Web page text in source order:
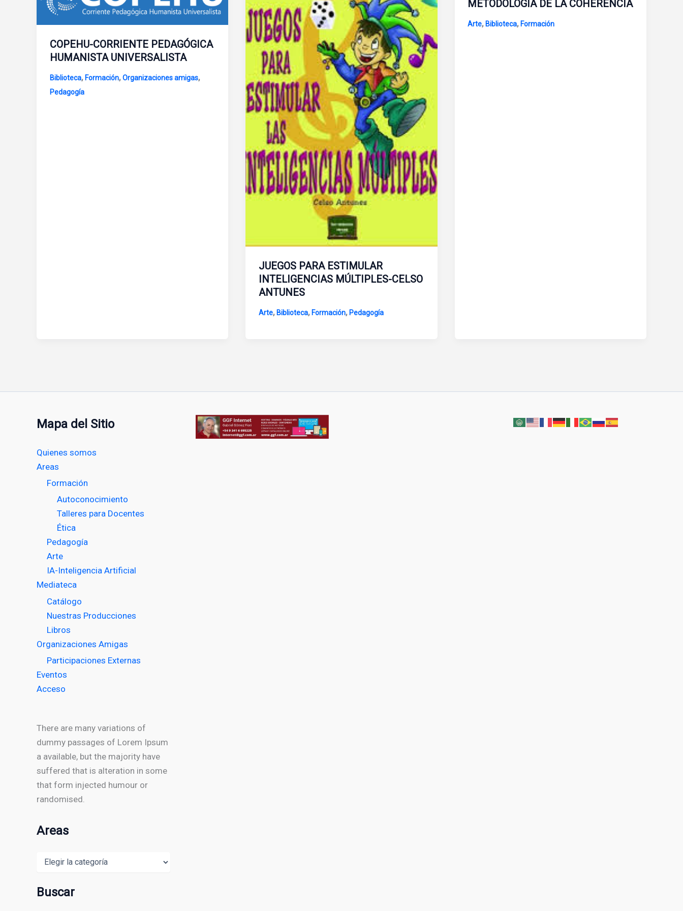
COPEHU-CORRIENTE PEDAGÓGICA
HUMANISTA UNIVERSALISTA
Biblioteca, Formación,Organizaciones amigas,
Pedagogía
JUEGOS PARA ESTIMULAR
INTELIGENCIAS MÚLTIPLES-CELSO
ANTUNES
Arte, Biblioteca, Formación, Pedagogía
METODOLOGÍA DE LA COHERENCIA
Arte,Biblioteca,Formación
Mapa del Sitio
Quienes somos
Areas
Formación
Autoconocimiento
Talleres para Docentes
Ética
Pedagogía
Arte
IA-Inteligencia Artificial
Mediateca
Catálogo
Nuestras Producciones
Libros
Organizaciones Amigas
Participaciones Externas
Eventos
Acceso
There are many variations of
dummy passages of Lorem Ipsum
a available, but the majority have
suffered that is alteration in some
that form injected humour or
randomised.
Areas
Buscar